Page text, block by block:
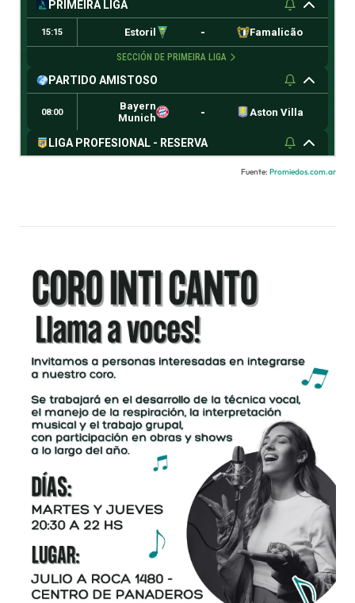
Fuente: Promiedos.com.ar